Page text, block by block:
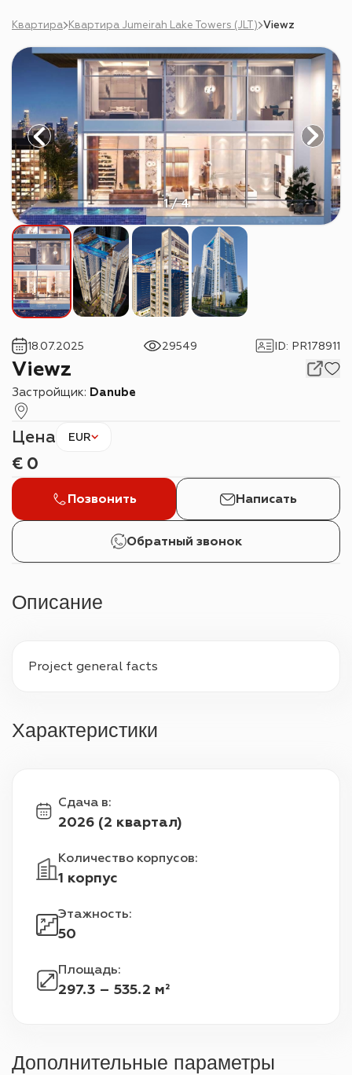
Квартира Квартира Jumeirah Lake Towers (JLT) Viewz
1 / 4
Viewz
Застройщик: Danube
18.07.2025 29549 ID: PR178911
Цена EUR
€ 0
Позвонить Написать
Обратный звонок
Описание
Project general facts
Характеристики
Сдача в:
2026 (2 квартал)
Количество корпусов:
1 корпус
Этажность:
50
Площадь:
297.3 – 535.2 м²
Дополнительные параметры